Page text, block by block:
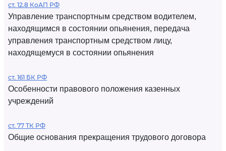
ст. 12.8 КоАП РФ
Управление транспортным средством водителем,
находящимся в состоянии опьянения, передача
управления транспортным средством лицу,
находящемуся в состоянии опьянения
ст. 161 БК РФ
Особенности правового положения казенных
учреждений
ст. 77 ТК РФ
Общие основания прекращения трудового договора